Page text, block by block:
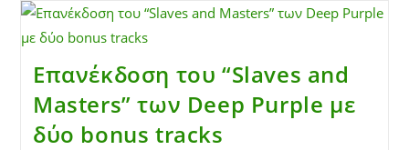
Επανέκδοση του “Slaves and
Masters” των Deep Purple με
δύο bonus tracks